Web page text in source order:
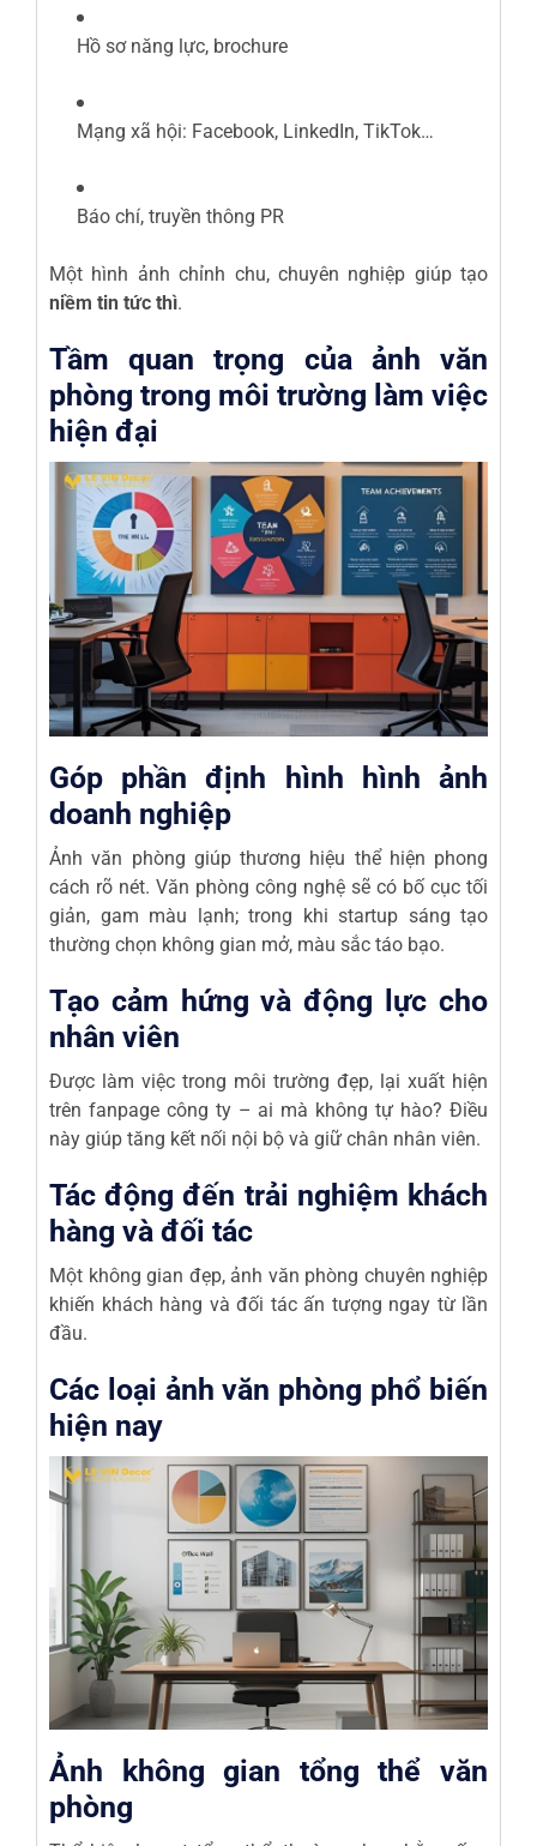
Hồ sơ năng lực, brochure
Mạng xã hội: Facebook, LinkedIn, TikTok…
Báo chí, truyền thông PR
Một hình ảnh chỉnh chu, chuyên nghiệp giúp tạo
niềm tin tức thì.
Tầm quan trọng của ảnh văn
phòng trong môi trường làm việc
hiện đại
Góp phần định hình hình ảnh
doanh nghiệp
Ảnh văn phòng giúp thương hiệu thể hiện phong
cách rõ nét. Văn phòng công nghệ sẽ có bố cục tối
giản, gam màu lạnh; trong khi startup sáng tạo
thường chọn không gian mở, màu sắc táo bạo.
Tạo cảm hứng và động lực cho
nhân viên
Được làm việc trong môi trường đẹp, lại xuất hiện
trên fanpage công ty – ai mà không tự hào? Điều
này giúp tăng kết nối nội bộ và giữ chân nhân viên.
Tác động đến trải nghiệm khách
hàng và đối tác
Một không gian đẹp, ảnh văn phòng chuyên nghiệp
khiến khách hàng và đối tác ấn tượng ngay từ lần
đầu.
Các loại ảnh văn phòng phổ biến
hiện nay
Ảnh không gian tổng thể văn
phòng